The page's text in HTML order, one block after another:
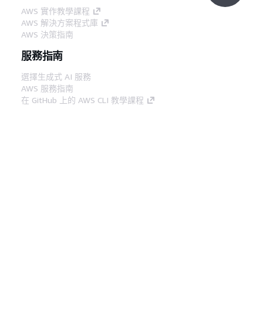
AWS 實作教學課程
AWS 解決方案程式庫
AWS 決策指南
服務指南
選擇生成式 AI 服務
AWS 服務指南
在 GitHub 上的 AWS CLI 教學課程